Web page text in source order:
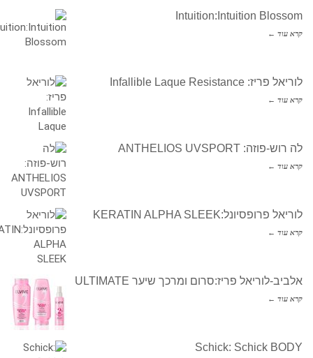
Intuition:Intuition Blossom
קרא עוד ←
לוריאל פריז: Infallible Laque Resistance
קרא עוד ←
לה רוש-פוזה: ANTHELIOS UVSPORT
קרא עוד ←
לוריאל פרופסיונל:KERATIN ALPHA SLEEK
קרא עוד ←
אלביב-לוריאל פריז:סרום ומרכך שיער ULTIMATE
קרא עוד ←
Schick: Schick BODY